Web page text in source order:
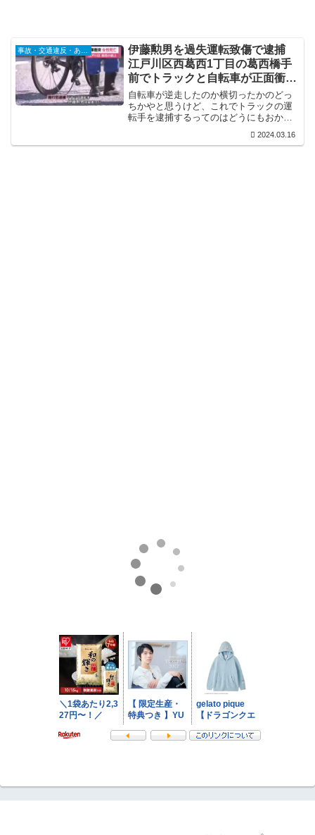
伊藤勲男を過失運転致傷で逮捕
江戸川区西葛西1丁目の葛西橋手
前でトラックと自転車が正面衝突
Twitter(X)に現地の様子
自転車が逆走したのか横切ったかのどっ
ちかやと思うけど、これでトラックの運
転手を逮捕するってのはどうにもおかし
車の交通違反で事故ってるんやから。
2024.03.16